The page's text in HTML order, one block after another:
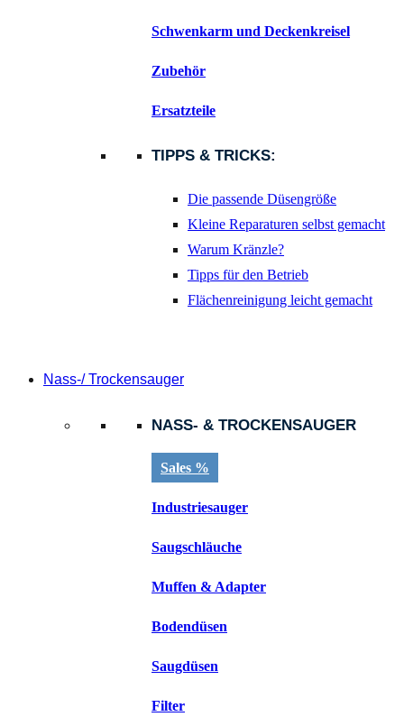
Schwenkarm und Deckenkreisel
Zubehör
Ersatzteile
TIPPS & TRICKS:
Die passende Düsengröße
Kleine Reparaturen selbst gemacht
Warum Kränzle?
Tipps für den Betrieb
Flächenreinigung leicht gemacht
Nass-/ Trockensauger
NASS- & TROCKENSAUGER
Sales %
Industriesauger
Saugschläuche
Muffen & Adapter
Bodendüsen
Saugdüsen
Filter